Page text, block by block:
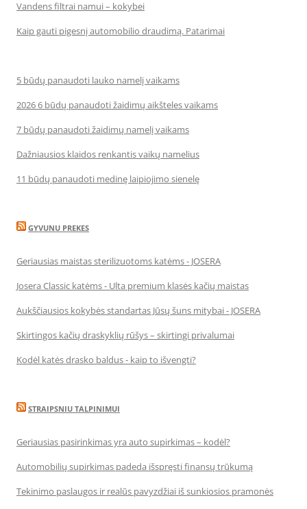
Vandens filtrai namui – kokybei
Kaip gauti pigesnį automobilio draudimą. Patarimai
5 būdų panaudoti lauko namelį vaikams
2026 6 būdų panaudoti žaidimų aikšteles vaikams
7 būdų panaudoti žaidimų namelį vaikams
Dažniausios klaidos renkantis vaikų namelius
11 būdų panaudoti medinę laipiojimo sienelę
GYVUNU PREKES
Geriausias maistas sterilizuotoms katėms - JOSERA
Josera Classic katėms - Ulta premium klasės kačių maistas
Aukščiausios kokybės standartas Jūsų šuns mitybai - JOSERA
Skirtingos kačių draskyklių rūšys – skirtingi privalumai
Kodėl katės drasko baldus - kaip to išvengti?
STRAIPSNIU TALPINIMUI
Geriausias pasirinkimas yra auto supirkimas – kodėl?
Automobilių supirkimas padeda išspręsti finansų trūkumą
Tekinimo paslaugos ir realūs pavyzdžiai iš sunkiosios pramonės